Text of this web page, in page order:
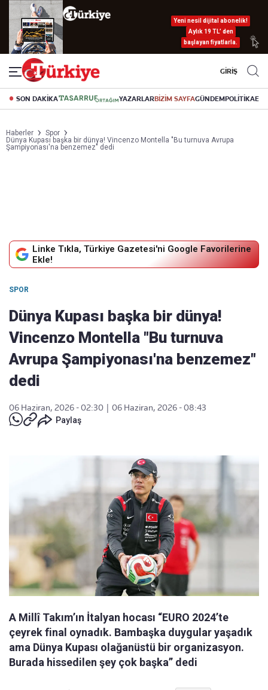
Yeni nesil dijital abonelik!
Aylık 19 TL’ den
başlayan fiyatlarla.
GİRİŞ
SON DAKİKA YAZARLARBİZİM SAYFAGÜNDEMPOLİTİKA
Haberler
Spor
Dünya Kupası başka bir dünya! Vincenzo Montella "Bu turnuva Avrupa
Şampiyonası'na benzemez" dedi
Linke Tıkla, Türkiye Gazetesi'ni Google Favorilerine
Ekle!
SPOR
Dünya Kupası başka bir dünya!
Vincenzo Montella "Bu turnuva
Avrupa Şampiyonası'na benzemez"
dedi
06 Haziran, 2026 - 02:30
06 Haziran, 2026 - 08:43
Paylaş
A Millî Takım’ın İtalyan hocası “EURO 2024’te
çeyrek final oynadık. Bambaşka duygular yaşadık
ama Dünya Kupası olağanüstü bir organizasyon.
Burada hissedilen şey çok başka” dedi